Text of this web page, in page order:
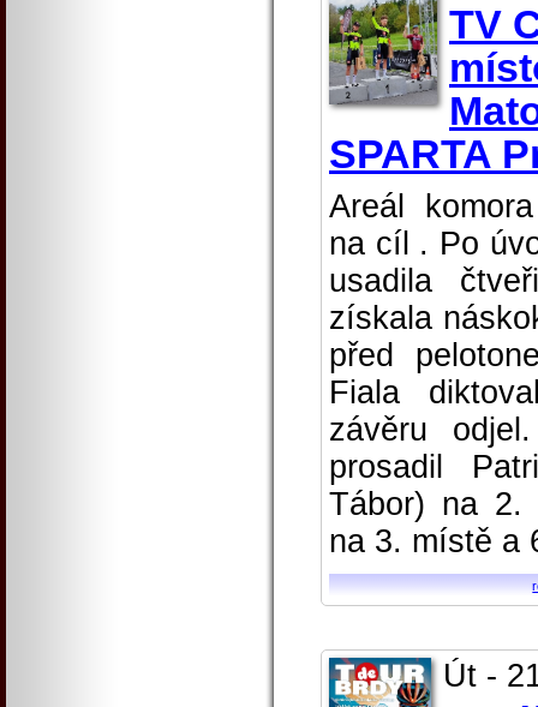
TV
SPARTA
Areál
na cíl . Po
usadila
získala
před
Fiala
závěru
prosadil
Tábor) na 2.
na 3. místě a
Út -